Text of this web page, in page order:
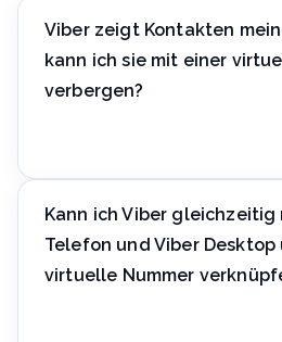
Viber zeigt Kontakten
kann ich sie mit einer
verbergen?
Community-Mitgliedern die
preiszugeben.
Kann ich Viber gleichzeitig
Telefon und Viber Desktop
virtuelle Nummer